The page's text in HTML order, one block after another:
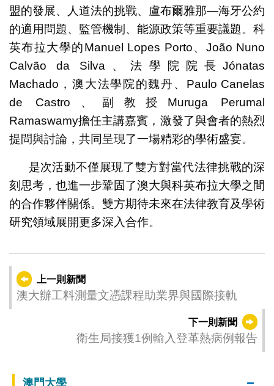
盟的發展、人道法的挑戰、盧布爾雅那—海牙公約
的適用問題、監管機制、能源政策等重要議題。科
英布拉大學的Manuel Lopes Porto、João Nuno
Calvão da Silva、法學院院長Jónatas
Machado，澳大法學院的魏丹、Paulo Canelas
de Castro、副教授Muruga Perumal
Ramaswamy擔任主講嘉賓，激發了與會者的熱烈
提問與討論，共同呈現了一場精彩的學術盛宴。
是次活動不僅展現了雙方對當代法律挑戰的深
刻思考，也進一步鞏固了澳大與科英布拉大學之間
的合作夥伴關係。雙方期待未來在法律教育及學術
研究領域展開更多深入合作。
上一則新聞
澳大辦工料測量文憑課程助業界與國際接軌
下一則新聞
衛生局接獲1例輸入登革熱病例報告
澳門大學